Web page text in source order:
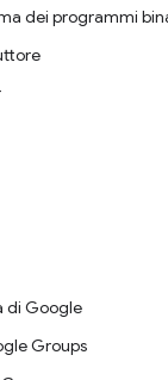
dei programmi
di Google
Groups